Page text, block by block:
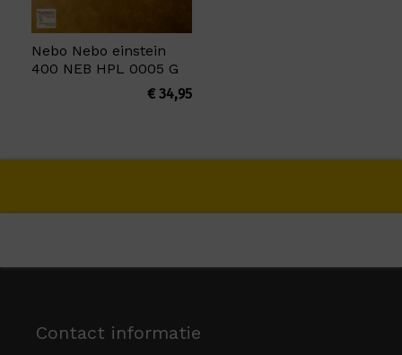
Nebo Nebo einstein
400 NEB HPL 0005 G
€34,95
Contact informatie